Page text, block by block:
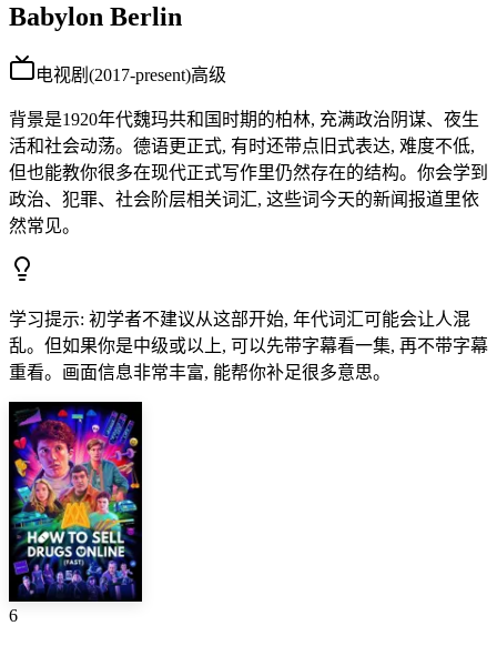
Babylon Berlin
电视剧 (2017-present)高级
背景是1920年代魏玛共和国时期的柏林, 充满政治阴谋、夜生
活和社会动荡。德语更正式, 有时还带点旧式表达, 难度不低,
但也能教你很多在现代正式写作里仍然存在的结构。你会学到
政治、犯罪、社会阶层相关词汇, 这些词今天的新闻报道里依
然常见。
学习提示: 初学者不建议从这部开始, 年代词汇可能会让人混
乱。但如果你是中级或以上, 可以先带字幕看一集, 再不带字幕
重看。画面信息非常丰富, 能帮你补足很多意思。
6